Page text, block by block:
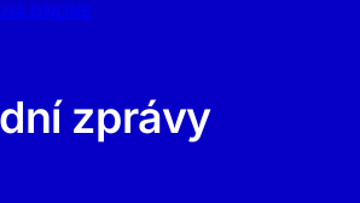
zprávy